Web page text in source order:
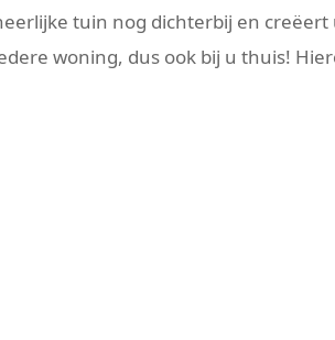
tuin nog dichterbij en creëert
woning, dus ook bij u thuis!